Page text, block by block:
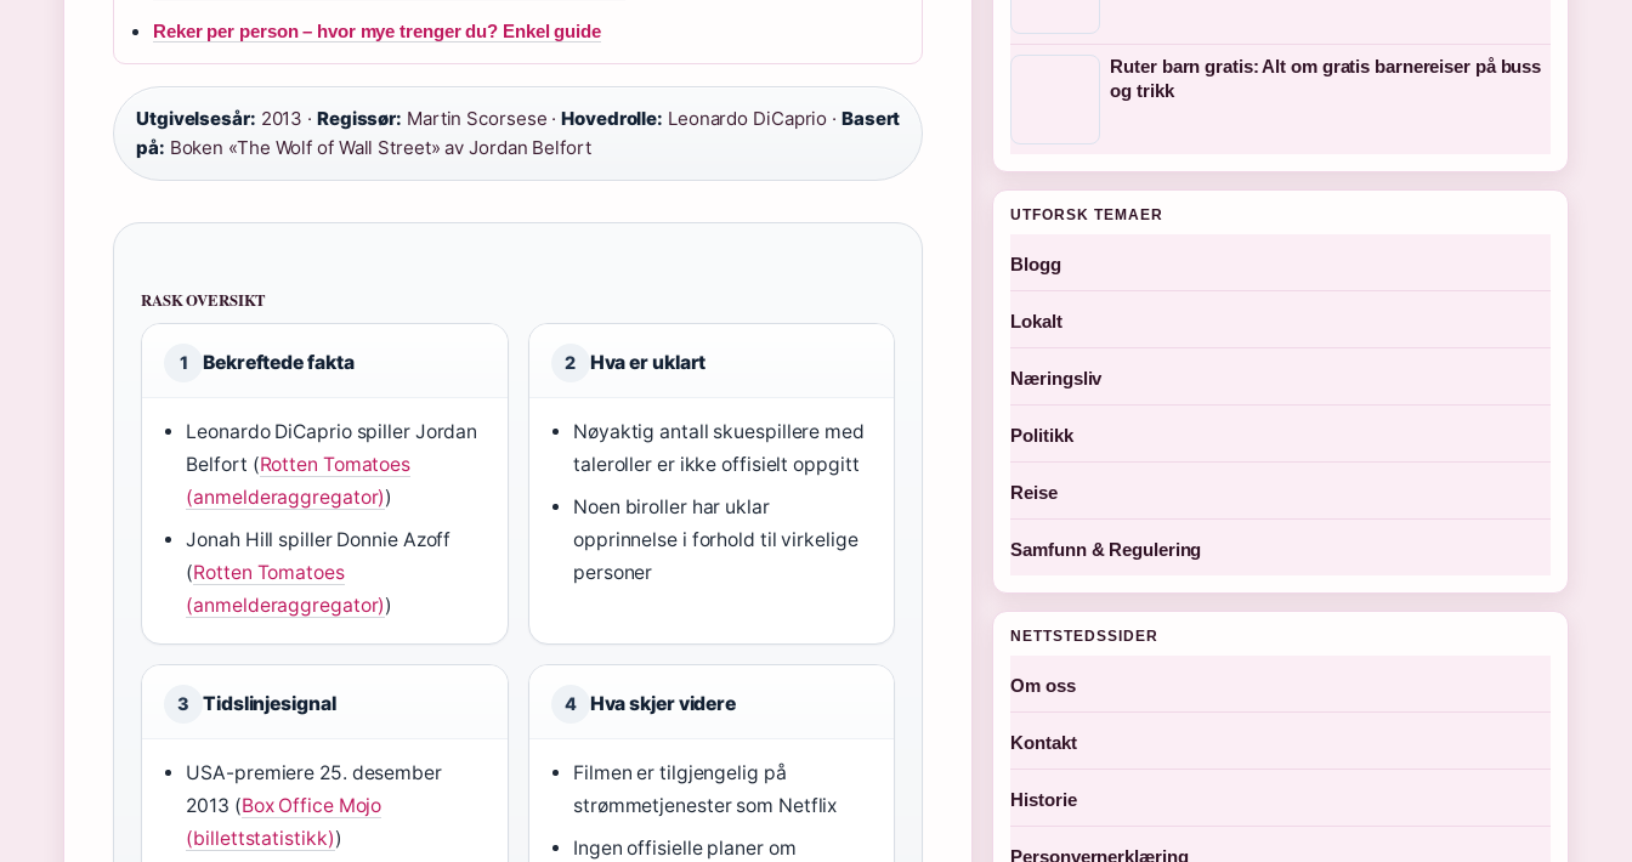
Reker per person – hvor mye trenger du? Enkel guide
Utgivelsesår: 2013 · Regissør: Martin Scorsese ·Hovedrolle: Leonardo DiCaprio · Basert
på: Boken «The Wolf of Wall Street» av Jordan Belfort
RASK OVERSIKT
1 Bekreftede fakta
Leonardo DiCaprio spiller Jordan
Belfort (Rotten Tomatoes
(anmelderaggregator))
Jonah Hill spiller Donnie Azoff
(Rotten Tomatoes
(anmelderaggregator))
2 Hva er uklart
Nøyaktig antall skuespillere med
taleroller er ikke offisielt oppgitt
Noen biroller har uklar
opprinnelse i forhold til virkelige
personer
3 Tidslinjesignal
USA-premiere 25. desember
2013 (Box Office Mojo
(billettstatistikk))
4 Hva skjer videre
Filmen er tilgjengelig på
strømmetjenester som Netflix
Ingen offisielle planer om
Ruter barn gratis: Alt om gratis barnereiser på buss
og trikk
UTFORSK TEMAER
Blogg
Lokalt
Næringsliv
Politikk
Reise
Samfunn & Regulering
NETTSTEDSSIDER
Om oss
Kontakt
Historie
Personvernerklæring